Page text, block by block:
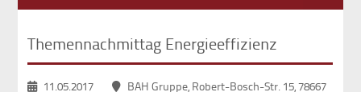
Themennachmittag Energieeffizienz
11.05.2017
BAH Gruppe, Robert-Bosch-Str. 15, 78667